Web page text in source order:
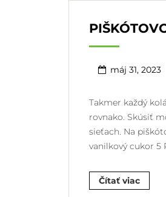
máj 31, 2023
Takmer každý
rovnako. Skúsiť
sieťach. Na
vanilkový cukor 5
Čítať viac